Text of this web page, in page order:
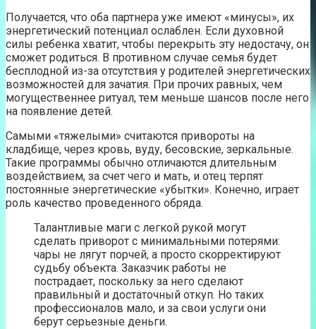
Получается, что оба партнера уже имеют «минусы», их
энергетический потенциал ослаблен. Если духовной
силы ребенка хватит, чтобы перекрыть эту недостачу, он
сможет родиться. В противном случае семья будет
бесплодной из-за отсутствия у родителей энергетических
возможностей для зачатия. При прочих равных, чем
могущественнее ритуал, тем меньше шансов после него
на появление детей.
Самыми «тяжелыми» считаются привороты на
кладбище, через кровь, вуду, бесовские, зеркальные.
Такие программы обычно отличаются длительным
воздействием, за счет чего и мать, и отец терпят
постоянные энергетические «убытки». Конечно, играет
роль качество проведенного обряда.
Талантливые маги с легкой рукой могут
сделать приворот с минимальными потерями:
чары не лягут порчей, а просто скорректируют
судьбу объекта. Заказчик работы не
пострадает, поскольку за него сделают
правильный и достаточный откуп. Но таких
профессионалов мало, и за свои услуги они
берут серьезные деньги.